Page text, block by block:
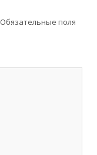
Обязательные поля